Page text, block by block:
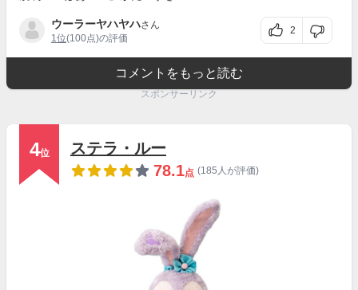
ウーラーヤハヤハさん
1位(100点)の評価
2
コメントをもっと読む
スポンサーリンク
4位
ステラ・ルー
78.1点 (185人が評価)